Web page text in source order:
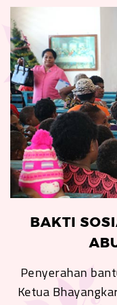
BAKTI
Penyerahan
Ketua